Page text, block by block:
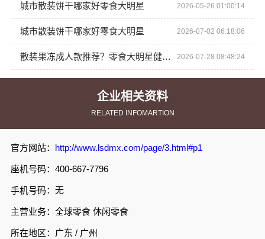
企业相关资料
RELATED INFOMARTION
官方网站： http://www.lsdmx.com/page/3.html#p1
座机号码：400-667-7796
手机号码：无
主营业务：全球零食 休闲零食
所在地区：广东 / 广州
城市散装饼干哪家好零食大明星 2026-05-26 01:00:14
城市散装饼干哪家好零食大明星 2026-07-02 06:18:06
散装果冻成人款推荐？零食大明星健康果干系列更健康！ 2026-07-28 08:48:24